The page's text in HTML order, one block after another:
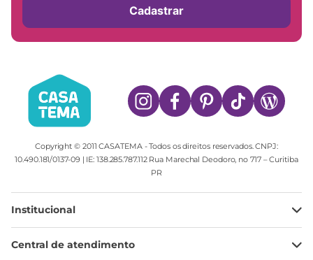
Cadastrar
Copyright © 2011 CASATEMA - Todos os direitos reservados. CNPJ:
10.490.181/0137-09 | IE: 138.285.787.112 Rua Marechal Deodoro, no 717 – Curitiba
PR
Institucional
Minha Conta
Meus pedidos
Central de atendimento